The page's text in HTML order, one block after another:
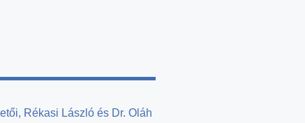
Rékasi László és Dr. Oláh